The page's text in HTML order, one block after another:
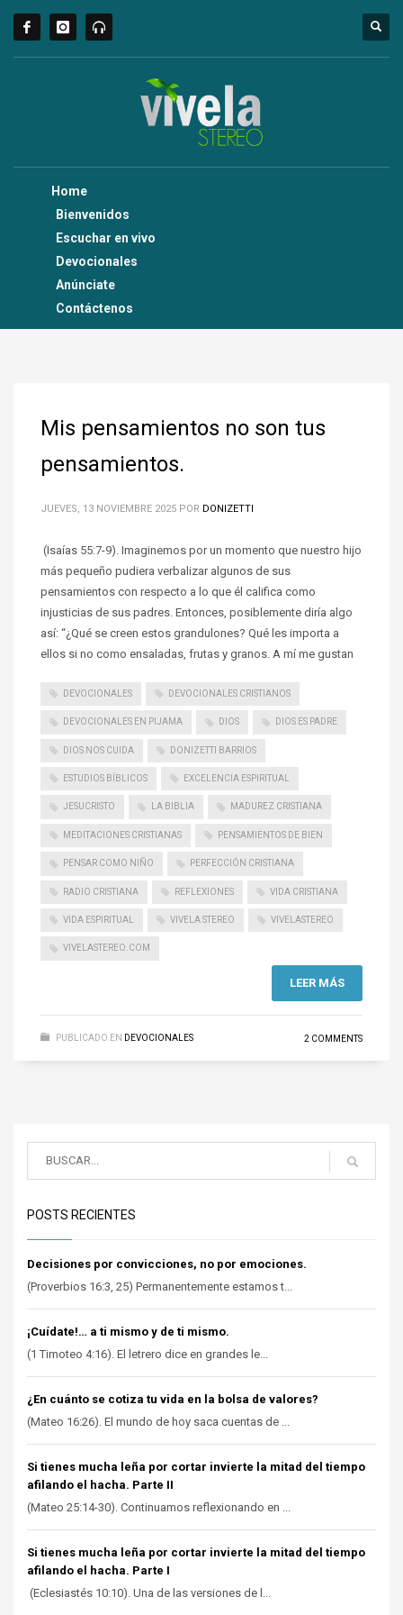
Home
Bienvenidos
Escuchar en vivo
Devocionales
Anúnciate
Contáctenos
Mis pensamientos no son tus
pensamientos.
JUEVES, 13 NOVIEMBRE 2025 POR DONIZETTI
(Isaías 55:7-9). Imaginemos por un momento que nuestro hijo
más pequeño pudiera verbalizar algunos de sus
pensamientos con respecto a lo que él califica como
injusticias de sus padres. Entonces, posiblemente diría algo
así: “¿Qué se creen estos grandulones? Qué les importa a
ellos si no como ensaladas, frutas y granos. A mí me gustan
DEVOCIONALES DEVOCIONALES CRISTIANOS
DEVOCIONALES EN PIJAMA DIOS DIOS ES PADRE
DIOS NOS CUIDA DONIZETTI BARRIOS
ESTUDIOS BÍBLICOS EXCELENCIA ESPIRITUAL
JESUCRISTO LA BIBLIA MADUREZ CRISTIANA
MEDITACIONES CRISTIANAS PENSAMIENTOS DE BIEN
PENSAR COMO NIÑO PERFECCIÓN CRISTIANA
RADIO CRISTIANA REFLEXIONES VIDA CRISTIANA
VIDA ESPIRITUAL VIVELA STEREO VIVELASTEREO
VIVELASTEREO.COM
LEER MÁS
PUBLICADO EN DEVOCIONALES 2 COMMENTS
POSTS RECIENTES
Decisiones por convicciones, no por emociones.
(Proverbios 16:3, 25) Permanentemente estamos t...
¡Cuídate!… a ti mismo y de ti mismo.
(1 Timoteo 4:16). El letrero dice en grandes le...
¿En cuánto se cotiza tu vida en la bolsa de valores?
(Mateo 16:26). El mundo de hoy saca cuentas de ...
Si tienes mucha leña por cortar invierte la mitad del tiempo
afilando el hacha. Parte II
(Mateo 25:14-30). Continuamos reflexionando en ...
Si tienes mucha leña por cortar invierte la mitad del tiempo
afilando el hacha. Parte I
(Eclesiastés 10:10). Una de las versiones de l...